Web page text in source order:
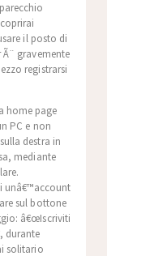
il posto di
gravemente
registrarsi
home page
PC e non
destra in
mediante
unâ€™account
sul bottone
â€œIscriviti
durante
solitario